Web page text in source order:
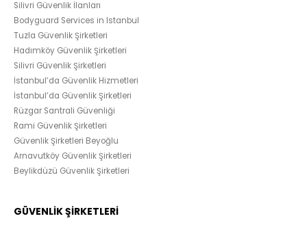
Silivri Güvenlik İlanları
Bodyguard Services in Istanbul
Tuzla Güvenlik Şirketleri
Hadımköy Güvenlik Şirketleri
Silivri Güvenlik Şirketleri
İstanbul’da Güvenlik Hizmetleri
İstanbul’da Güvenlik Şirketleri
Rüzgar Santrali Güvenliği
Rami Güvenlik Şirketleri
Güvenlik Şirketleri Beyoğlu
Arnavutköy Güvenlik Şirketleri
Beylikdüzü Güvenlik Şirketleri
GÜVENLİK ŞİRKETLERİ